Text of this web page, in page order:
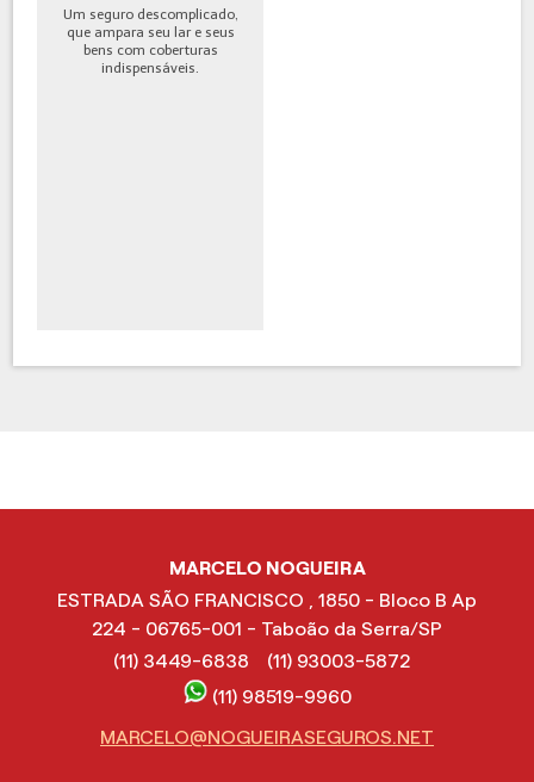
Um seguro descomplicado,
que ampara seu lar e seus
bens com coberturas
indispensáveis.
MARCELO NOGUEIRA
ESTRADA SÃO FRANCISCO , 1850 - Bloco B Ap
224 - 06765-001 - Taboão da Serra/SP
(11) 3449-6838
(11) 93003-5872
(11) 98519-9960
MARCELO@NOGUEIRASEGUROS.NET